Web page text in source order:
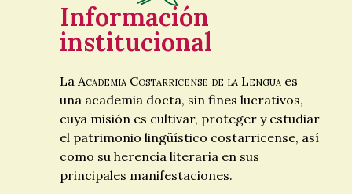
Información
institucional
La Academia Costarricense de la Lenguaes
una academia docta, sin fines lucrativos,
cuya misión es cultivar, proteger y estudiar
el patrimonio lingüístico costarricense, así
como su herencia literaria en sus
principales manifestaciones.